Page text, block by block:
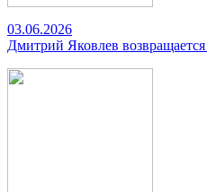
03.06.2026
Дмитрий Яковлев возвращается